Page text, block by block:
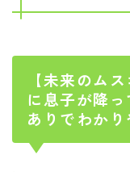
【未来のム
に息子が降
ありでわか